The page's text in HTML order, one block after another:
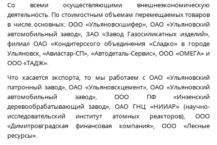
Со всеми осуществляющими внешнеэкономическую
деятельность. По стоимостным объемам перемещаемых товаров
в числе основных: ООО «Ульяновскшифер», ОАО «Ульяновский
автомобильный завод», ЗАО «Завод Газосиликатных изделий»,
филиал ОАО «Кондитерского объединения «Сладко» в городе
Ульяновск, «Авиастар-СП», «Автодеталь-Сервис», ООО «ОМЕГА» и
ООО «ТАДЖ».
Что касается экспорта, то мы работаем с ОАО «Ульяновский
патронный завод», ОАО «Ульяновскцемент», ОАО «Ульяновский
автомобильный завод», ООО ПФ «Инзенский
деревообрабатывающий завод», ОАО ГНЦ «НИИАР» (научно-
исследовательский институт атомных реакторов), ООО
«Димитровградская финансовая компания», ООО «Лесные
ресурсы».